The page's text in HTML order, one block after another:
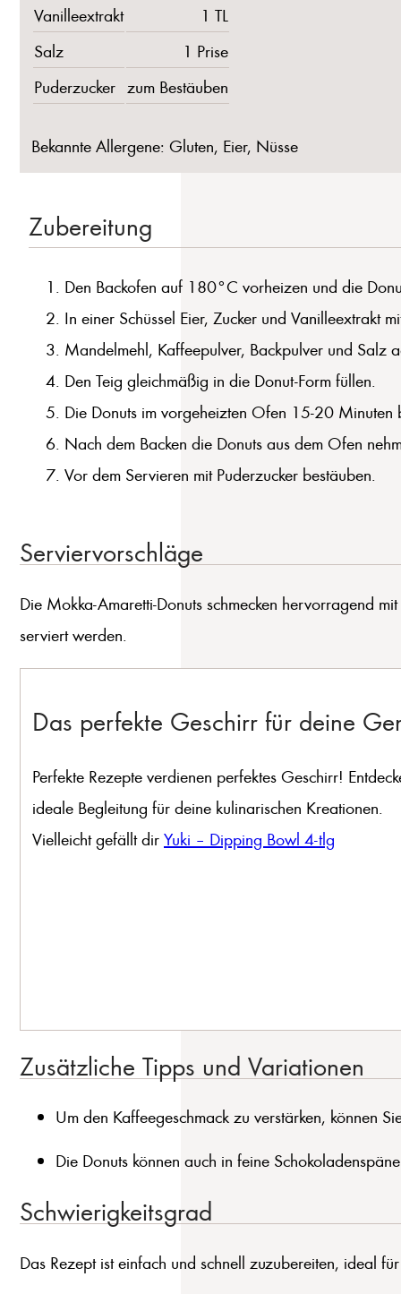
Vanilleextrakt
1 TL
Salz
1 Prise
Puderzucker zum Bestäuben
Bekannte Allergene: Gluten, Eier, Nüsse
Zubereitung
Den Backofen auf 180°C vorheizen und die
In einer Schüssel Eier, Zucker und Vanilleextrakt
Mandelmehl, Kaffeepulver, Backpulver und Salz
Den Teig gleichmäßig in die Donut-Form füllen.
Die Donuts im vorgeheizten Ofen 15-20 Minuten
Nach dem Backen die Donuts aus dem Ofen
Vor dem Servieren mit Puderzucker bestäuben.
Serviervorschläge
Die Mokka-Amaretti-Donuts schmecken hervorragend
serviert werden.
Das perfekte Geschirr für deine
Perfekte Rezepte verdienen perfektes Geschirr!
ideale Begleitung für deine kulinarischen Kreationen.
Vielleicht gefällt dir Yuki – Dipping Bowl 4-tlg
Zusätzliche Tipps und Variationen
Um den Kaffeegeschmack zu verstärken, können
Die Donuts können auch in feine
Schwierigkeitsgrad
Das Rezept ist einfach und schnell zuzubereiten, ideal